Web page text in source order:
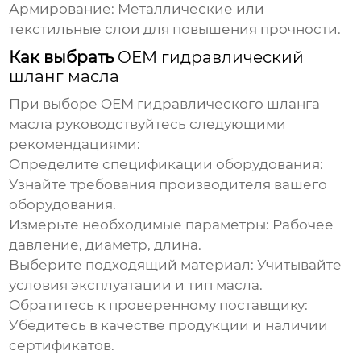
Армирование: Металлические или
текстильные слои для повышения прочности.
Как выбрать OEM гидравлический
шланг масла
При выборе OEM гидравлического шланга
масла руководствуйтесь следующими
рекомендациями:
Определите спецификации оборудования:
Узнайте требования производителя вашего
оборудования.
Измерьте необходимые параметры: Рабочее
давление, диаметр, длина.
Выберите подходящий материал: Учитывайте
условия эксплуатации и тип масла.
Обратитесь к проверенному поставщику:
Убедитесь в качестве продукции и наличии
сертификатов.